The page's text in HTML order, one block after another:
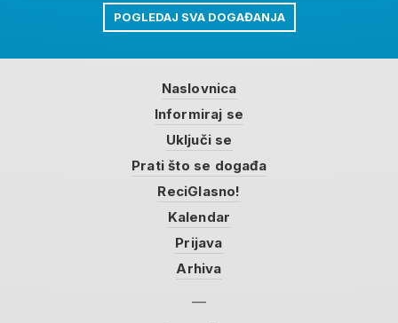
POGLEDAJ SVA DOGAĐANJA
Naslovnica
Informiraj se
Uključi se
Prati što se događa
ReciGlasno!
Kalendar
Prijava
Arhiva